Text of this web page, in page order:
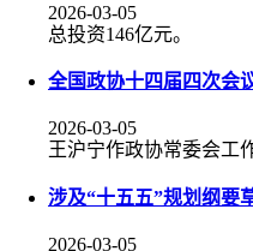
2026-03-05
总投资146亿元。
全国政协十四届四次会
2026-03-05
王沪宁作政协常委会工
涉及“十五五”规划纲要
2026-03-05